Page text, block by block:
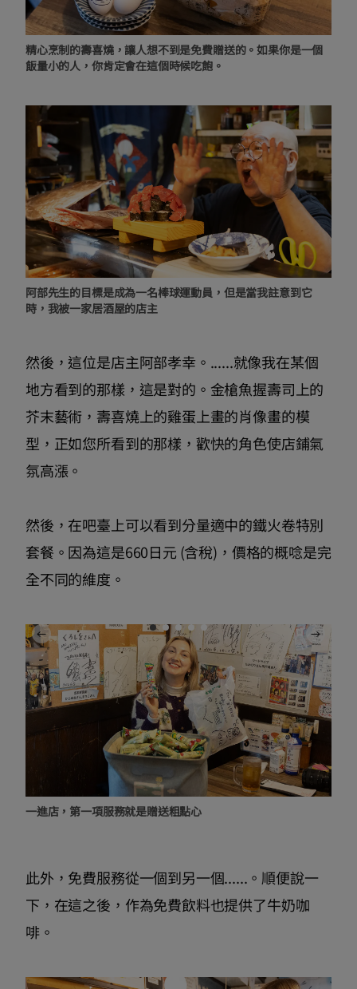
精心烹制的壽喜燒，讓人想不到是免費贈送的。如果你是一個
飯量小的人，你肯定會在這個時候吃飽。
阿部先生的目標是成為一名棒球運動員，但是當我註意到它
時，我被一家居酒屋的店主
然後，這位是店主阿部孝幸。......就像我在某個
地方看到的那樣，這是對的。金槍魚握壽司上的
芥末藝術，壽喜燒上的雞蛋上畫的肖像畫的模
型，正如您所看到的那樣，歡快的角色使店鋪氣
氛高漲。
然後，在吧臺上可以看到分量適中的鐵火卷特別
套餐。因為這是660日元 (含稅)，價格的概唸是完
全不同的維度。
一進店，第一項服務就是贈送粗點心
此外，免費服務從一個到另一個......。順便說一
下，在這之後，作為免費飲料也提供了牛奶咖
啡。